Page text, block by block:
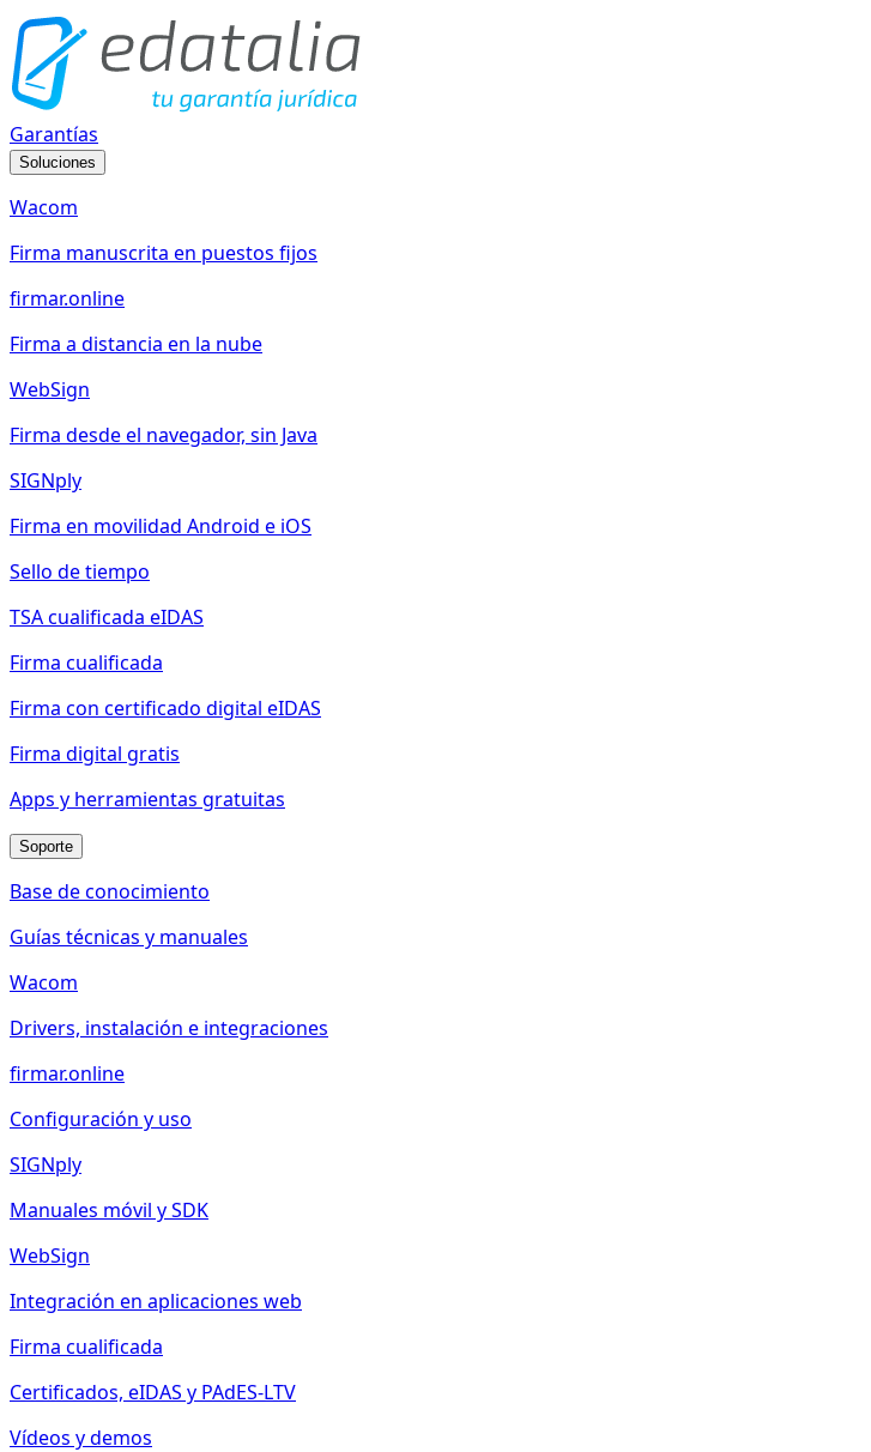
Garantías
Soluciones
Wacom
Firma manuscrita en puestos fijos
firmar.online
Firma a distancia en la nube
WebSign
Firma desde el navegador, sin Java
SIGNply
Firma en movilidad Android e iOS
Sello de tiempo
TSA cualificada eIDAS
Firma cualificada
Firma con certificado digital eIDAS
Firma digital gratis
Apps y herramientas gratuitas
Soporte
Base de conocimiento
Guías técnicas y manuales
Wacom
Drivers, instalación e integraciones
firmar.online
Configuración y uso
SIGNply
Manuales móvil y SDK
WebSign
Integración en aplicaciones web
Firma cualificada
Certificados, eIDAS y PAdES-LTV
Vídeos y demos